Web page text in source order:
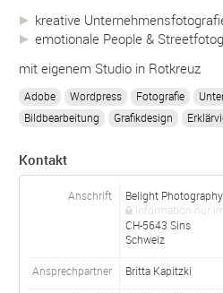
kreative
emotionale People &
mit eigenem Studio in Rotkreuz
Adobe Wordpress Fotografie
Bildbearbeitung
Grafikdesign
Kontakt
Anschrift
Belight Photography
Information nur
CH-5643 Sins
Schweiz
Ansprechpartner Britta Kapitzki